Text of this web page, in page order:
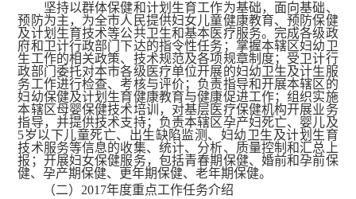
坚持以群体保健和计划生育工作为基础，面向基础、
预防为主，为全市人民提供妇女儿童健康教育、预防保健
及计划生育技术等公共卫生和基本医疗服务。完成各级政
府和卫计行政部门下达的指令性任务；掌握本辖区妇幼卫
生工作的相关政策、技术规范及各项规章制度；受卫计行
政部门委托对本市各级医疗单位开展的妇幼卫生及计生服
务工作进行检查、考核与评价；负责指导和开展本辖区的
妇幼保健及计划生育健康教育与健康促进工作；组织实施
本辖区母婴保健技术培训，对基层医疗保健机构开展业务
指导，并提供技术支持；负责本辖区孕产妇死亡、婴儿及
5岁以下儿童死亡、出生缺陷监测、妇幼卫生及计划生育
技术服务等信息的收集、统计、分析、质量控制和汇总上
报；开展妇女保健服务，包括青春期保健、婚前和孕前保
健、孕产期保健、更年期保健、老年期保健。
（二）2017年度重点工作任务介绍